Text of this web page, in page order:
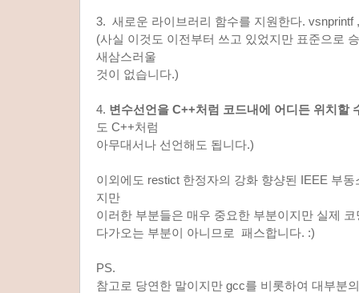
3. 새로운 라이브러리 함수를 지원한다. vsnprintf
(사실 이것도 이전부터 쓰고 있었지만 표준으로
새삼스러울
것이 없습니다.)
4. 변수선언을 C++처럼 코드내에 어디든 위치할
도 C++처럼
아무대서나 선언해도 됩니다.)
이외에도 restict 한정자의 강화 향샹된 IEEE 부
지만
이러한 부분들은 매우 중요한 부분이지만 실제
다가오는 부분이 아니므로 패스합니다. :)
PS.
참고로 당연한 말이지만 gcc를 비롯하여 대부분